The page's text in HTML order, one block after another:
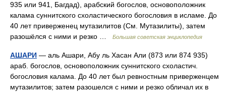
935 или 941, Багдад), арабский богослов, основоположник
калама суннитского схоластического богословия в исламе. До
40 лет приверженец мутазилитов (См. Мутазилиты), затем
разошёлся с ними и резко …
Большая советская энциклопедия
АШАРИ — аль Ашари, Абу ль Хасан Али (873 или 874 935)
араб. богослов, основоположник суннитского схоластич.
богословия калама. До 40 лет был ревностным приверженцем
мутазилитов; затем разошелся с ними и резко обличал их в